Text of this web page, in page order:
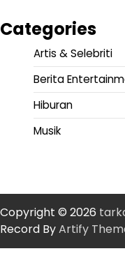
Categories
Artis & Selebriti
Berita
Hiburan
Musik
Copyright © 2026
Record ByArtify